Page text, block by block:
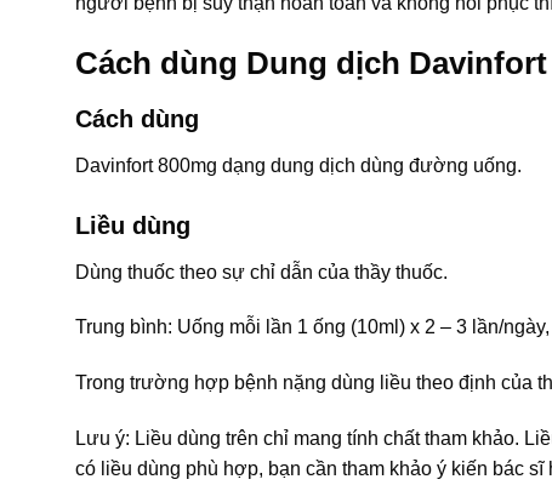
Cách dùng Dung dịch Davinfort
Cách dùng
Davinfort 800mg dạng dung dịch dùng đường uống.
Liều dùng
Dùng thuốc theo sự chỉ dẫn của thầy thuốc.
Trung bình: Uống mỗi lần 1 ống (10ml) x 2 – 3 lần/
Trong trường hợp bệnh nặng dùng liều theo định của
Lưu ý: Liều dùng trên chỉ mang tính chất tham khảo.
có liều dùng phù hợp, bạn cần tham khảo ý kiến bác sĩ